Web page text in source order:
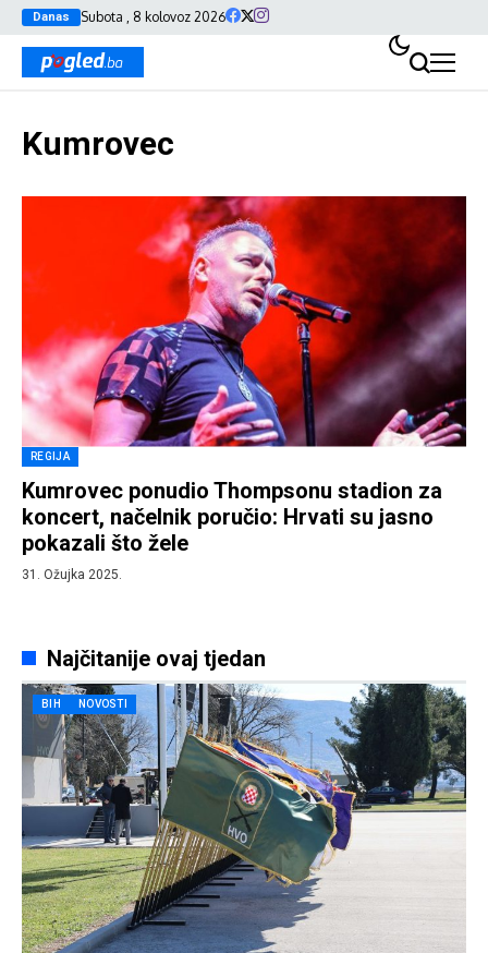
Danas Subota , 8 kolovoz 2026
Kumrovec
REGIJA
Kumrovec ponudio Thompsonu stadion za
koncert, načelnik poručio: Hrvati su jasno
pokazali što žele
31. Ožujka 2025.
Najčitanije ovaj tjedan
BIH NOVOSTI